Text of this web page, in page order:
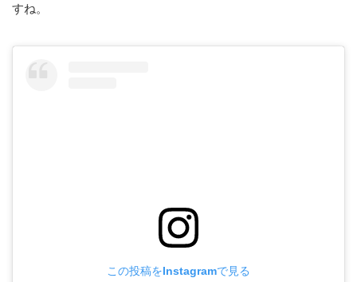
すね。
この投稿をInstagramで見る